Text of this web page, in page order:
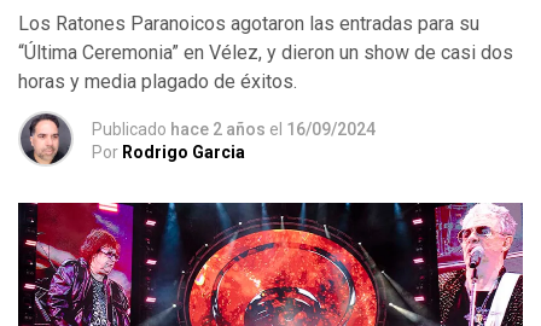
Los Ratones Paranoicos agotaron las entradas para su
“Última Ceremonia” en Vélez, y dieron un show de casi dos
horas y media plagado de éxitos.
Publicado hace 2 años el 16/09/2024
Por Rodrigo Garcia